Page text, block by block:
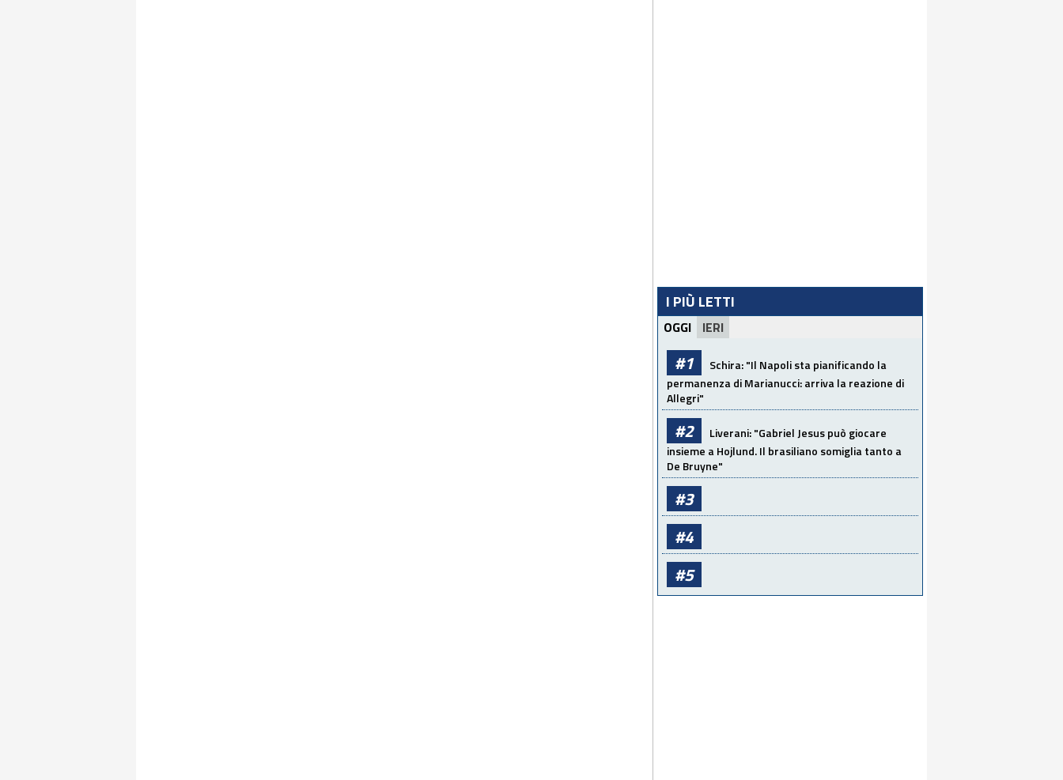
I PIÙ LETTI
OGGI IERI
#1 Schira: "Il Napoli sta pianificando la
permanenza di Marianucci: arriva la reazione di
Allegri"
#2 Liverani: "Gabriel Jesus può giocare
insieme a Hojlund. Il brasiliano somiglia tanto a
De Bruyne"
#3
#4
#5